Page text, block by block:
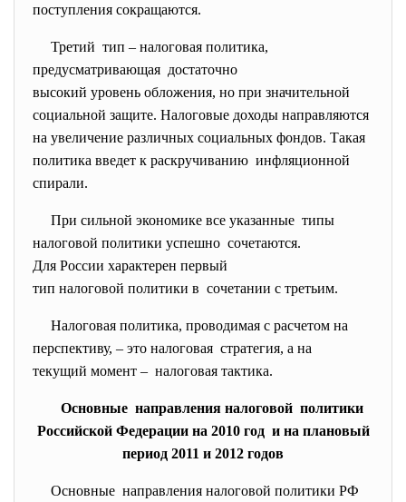
поступления сокращаются.
Третий тип – налоговая политика,
предусматривающая достаточно
высокий уровень обложения, но при значительной
социальной защите. Налоговые доходы направляются
на увеличение различных социальных фондов. Такая
политика введет к раскручиванию инфляционной
спирали.
При сильной экономике все указанные типы
налоговой политики успешно сочетаются.
Для России характерен первый
тип налоговой политики в сочетании с третьим.
Налоговая политика, проводимая с расчетом на
перспективу, – это налоговая стратегия, а на
текущий момент – налоговая тактика.
Основные направления налоговой политики
Российской Федерации на 2010 год и на плановый
период 2011 и 2012 годов
Основные направления налоговой политики РФ